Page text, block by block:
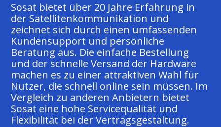
Sosat bietet über 20 Jahre Erfahrung in
der Satellitenkommunikation und
zeichnet sich durch einen umfassenden
Kundensupport und persönliche
Beratung aus. Die einfache Bestellung
und der schnelle Versand der Hardware
machen es zu einer attraktiven Wahl für
Nutzer, die schnell online sein müssen. Im
Vergleich zu anderen Anbietern bietet
Sosat eine hohe Servicequalität und
Flexibilität bei der Vertragsgestaltung.